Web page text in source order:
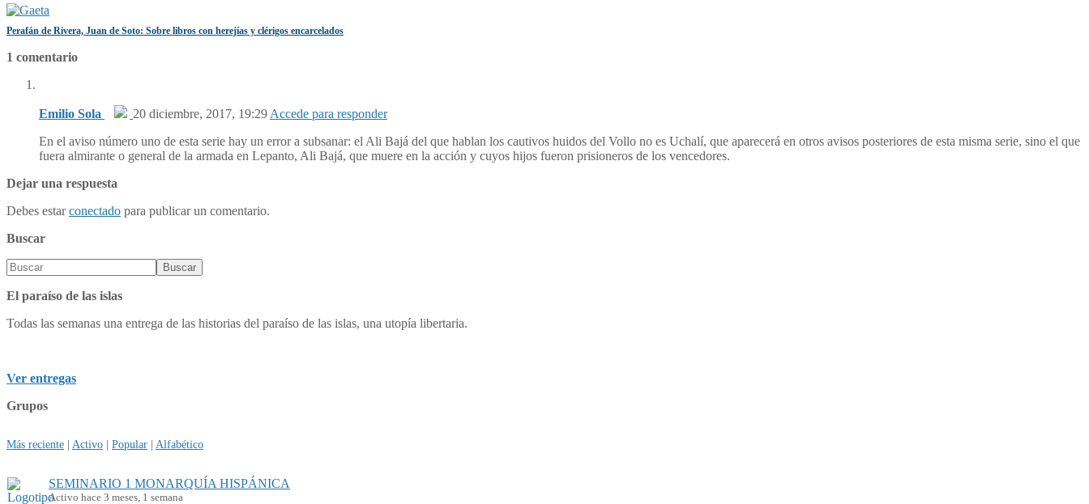
Perafán de Rivera, Juan de Soto: Sobre libros con herejías y clérigos encarcelados
1 comentario
Emilio Sola 20 diciembre, 2017, 19:29 Accede para responder
En el aviso número uno de esta serie hay un error a subsanar: el Ali Bajá del que hablan los cautivos huidos del Vollo no es Uchalí, que aparecerá en otros avisos posteriores de esta misma serie, sino el que
fuera almirante o general de la armada en Lepanto, Ali Bajá, que muere en la acción y cuyos hijos fueron prisioneros de los vencedores.
Dejar una respuesta
Debes estarconectado para publicar un comentario.
Buscar
El paraíso de las islas
Todas las semanas una entrega de las historias del paraíso de las islas, una utopía libertaria.
Ver entregas
Grupos
Más reciente | Activo | Popular | Alfabético
SEMINARIO 1 MONARQUÍA HISPÁNICA
Activo hace 3 meses, 1 semana